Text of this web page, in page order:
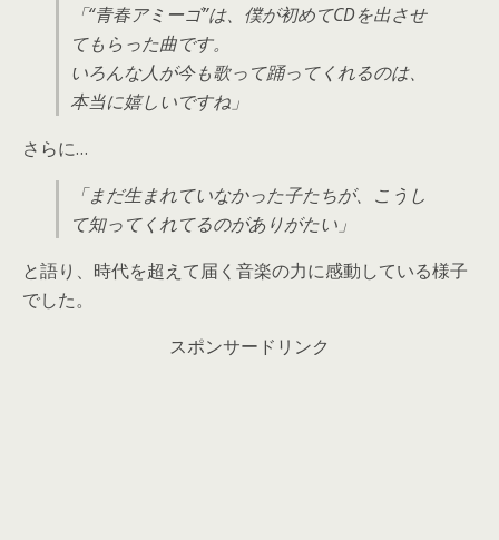
「“青春アミーゴ”は、僕が初めてCDを出させ
てもらった曲です。
いろんな人が今も歌って踊ってくれるのは、
本当に嬉しいですね」
さらに…
「まだ生まれていなかった子たちが、こうし
て知ってくれてるのがありがたい」
と語り、時代を超えて届く音楽の力に感動している様子
でした。
スポンサードリンク